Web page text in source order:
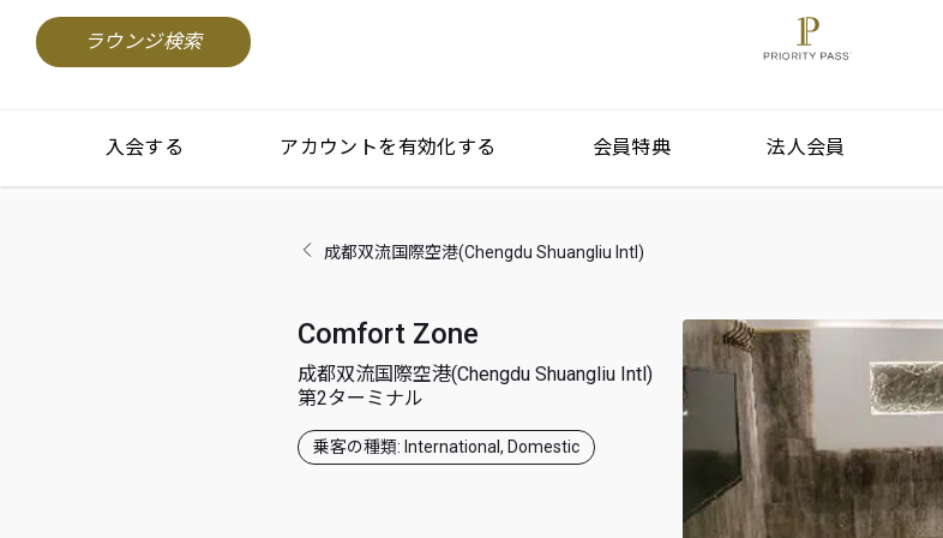
ラウンジ検索
入会する アカウントを有効化する 会員特典 法人会員
成都双流国際空港(Chengdu Shuangliu Intl)
Comfort Zone
成都双流国際空港(Chengdu Shuangliu Intl)
第2ターミナル
乗客の種類: International, Domestic